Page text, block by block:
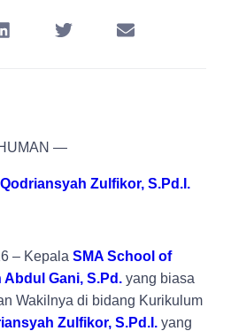
—
Qodriansyah Zulfikor, S.Pd.I.
– Kepala SMA School of
Abdul Gani, S.Pd. yang biasa
Wakilnya di bidang Kurikulum
Zulfikor, S.Pd.I. yang